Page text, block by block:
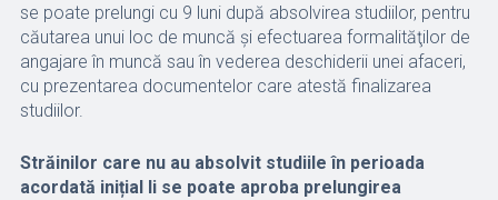
se poate prelungi cu 9 luni după absolvirea studiilor, pentru
căutarea unui loc de muncă şi efectuarea formalităţilor de
angajare în muncă sau în vederea deschiderii unei afaceri,
cu prezentarea documentelor care atestă finalizarea
studiilor.
Străinilor care nu au absolvit studiile în perioada
acordată inițial li se poate aproba prelungirea